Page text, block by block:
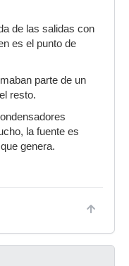
de las salidas con
es el punto de
parte de un
resto.
la fuente es
genera.